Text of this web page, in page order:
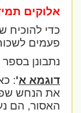
אלוקים תמיד
כדי להוכיח
פעמים
נתבונן
דוגמא א '
:
את הנחש
האסור, הם